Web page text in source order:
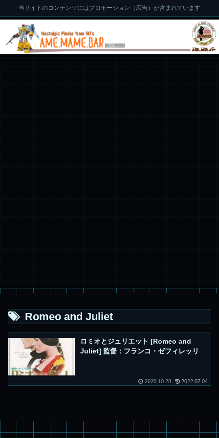
当サイトのコンテンツにはプロモーション（広告）が含まれています
Romeo and Juliet
ロミオとジュリエット [Romeo and
Juliet] 監督：フランコ・ゼフィレッリ
2020.10.28 2022.07.04